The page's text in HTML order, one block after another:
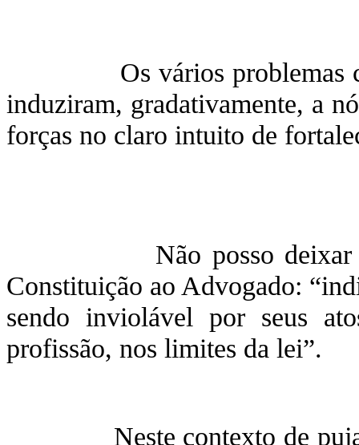
Os vários problemas
induziram, gradativamente, a
forças no claro intuito de
Não posso deixar de
Constituição ao Advogado:
sendo inviolável por seus
profissão, nos limites da lei”.
Neste contexto de